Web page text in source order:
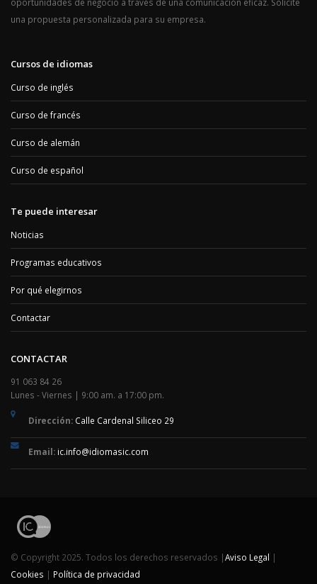
una propuesta personalizada para su empresa.
Cursos de idiomas
Curso de inglés
Curso de francés
Curso de alemán
Curso de español
Te puede interesar
Noticias
Programas educativos
Por qué elegirnos
Contactar
CONTACTAR
91 063 84 26
Lunes - Viernes | 9:00 am. a 17:00 pm.
Dirección: Calle Cardenal Siliceo 29
Email: ic.info@idiomasic.com
© Copyright 2025. Todos los derechos reservados |Aviso Legal |
Cookies | Política de privacidad